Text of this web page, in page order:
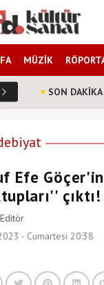
MÜZİK
SON
anlattı!
Efe
çıktı!
- Cumartesi 20:38